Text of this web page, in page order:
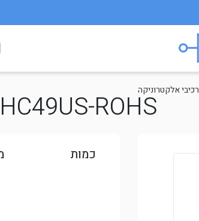
רכיבי אלקטרוניקה
ROHS
כמות